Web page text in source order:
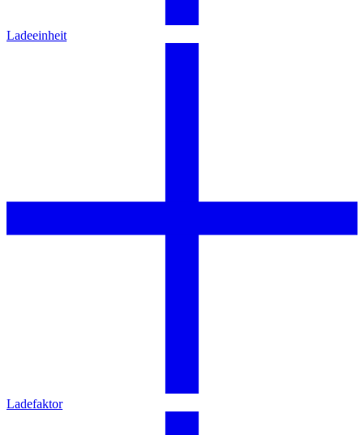
Ladeeinheit
Ladefaktor